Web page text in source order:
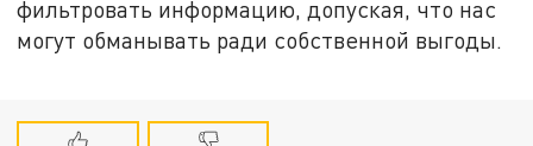
фильтровать информацию, допуская, что нас
могут обманывать ради собственной выгоды.